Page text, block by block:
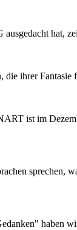
ausgedacht hat,
die ihrer
ist im
sprechen,
haben